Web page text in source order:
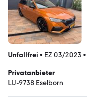
Unfallfrei • EZ 03/2023 •
Privatanbieter
LU-9738 Eselborn